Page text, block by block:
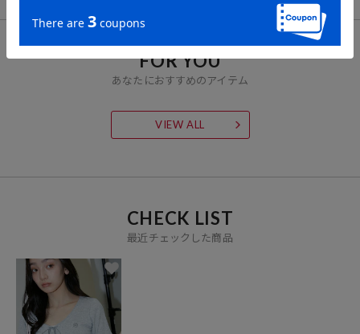
FOR YOU
あなたにおすすめのアイテム
VIEW ALL
CHECK LIST
最近チェックした商品